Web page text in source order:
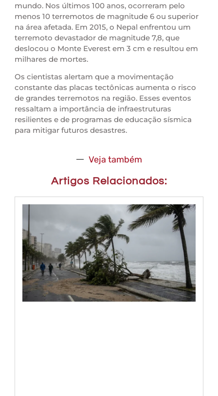
mundo. Nos últimos 100 anos, ocorreram pelo
menos 10 terremotos de magnitude 6 ou superior
na área afetada. Em 2015, o Nepal enfrentou um
terremoto devastador de magnitude 7,8, que
deslocou o Monte Everest em 3 cm e resultou em
milhares de mortes.
Os cientistas alertam que a movimentação
constante das placas tectônicas aumenta o risco
de grandes terremotos na região. Esses eventos
ressaltam a importância de infraestruturas
resilientes e de programas de educação sísmica
para mitigar futuros desastres.
Veja também
Artigos Relacionados: